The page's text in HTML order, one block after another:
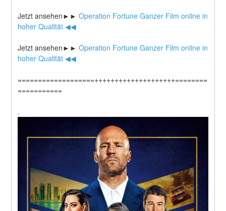
Jetzt ansehen►► Operation Fortune Ganzer Film online in
hoher Qualität ◀◀
Jetzt ansehen►► Operation Fortune Ganzer Film online in
hoher Qualität ◀◀
===================++++++++++++++++++++========
===========
.